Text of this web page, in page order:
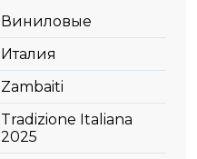
Виниловые
Италия
Zambaiti
Tradizione Italiana
2025